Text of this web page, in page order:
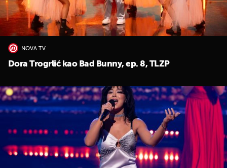
NOVA TV
Dora Trogrlić kao Bad Bunny, ep. 8, TLZP